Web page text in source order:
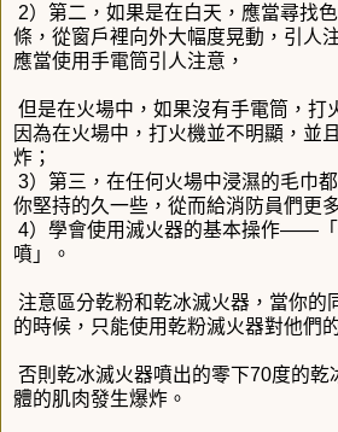
2）第二，如果是在白天，應當尋找
條，從窗戶裡向外大幅度晃動，引人
應當使用手電筒引人注意，
但是在火場中，如果沒有手電筒，打
因為在火場中，打火機並不明顯，並
炸；
3）第三，在任何火場中浸濕的毛巾
你堅持的久一些，從而給消防員們更
4）學會使用滅火器的基本操作——「
噴」。
注意區分乾粉和乾冰滅火器，當你的
的時候，只能使用乾粉滅火器對他們
否則乾冰滅火器噴出的零下70度的乾
體的肌肉發生爆炸。